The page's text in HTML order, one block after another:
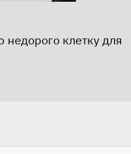
клетку для